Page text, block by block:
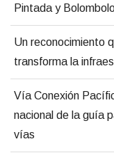
Pintada y
Un reconocimiento
transforma la
Vía Conexión
nacional de la guía
vías